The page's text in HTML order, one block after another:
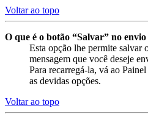
Voltar ao topo
O que é o botão “Salvar” no envio
Esta opção lhe permite salvar
mensagem que você deseje
Para recarregá-la, vá ao
as devidas opções.
Voltar ao topo